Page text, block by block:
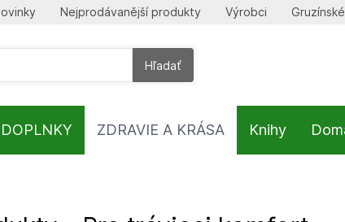
Hľadať
Nejprodávanější produkty Výrobci
ZDRAVIE A KRÁSA Knihy